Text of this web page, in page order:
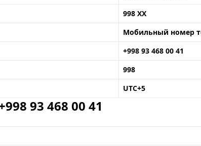
998 XX
Мобильный номер
+998 93 468 00 41
998
UTC+5
93 468 00 41